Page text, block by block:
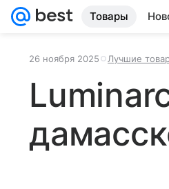
Товары
26 ноября 2025 Лучшие